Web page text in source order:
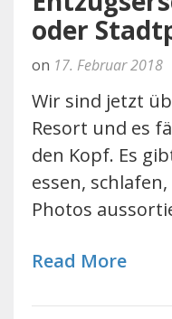
oder
on 17. Februar 2018
Wir sind jetzt
Resort und es
den Kopf. Es
essen,
Photos
Read More